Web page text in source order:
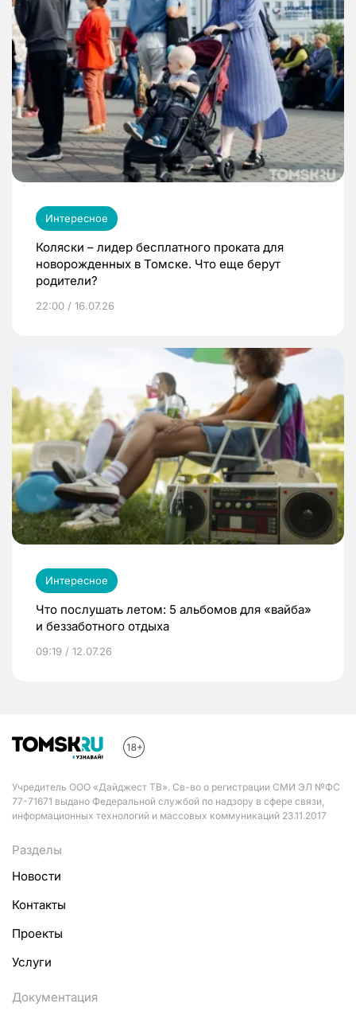
Интересное
Коляски – лидер бесплатного проката для
новорожденных в Томске. Что еще берут
родители?
22:00 / 16.07.26
Интересное
Что послушать летом: 5 альбомов для «вайба»
и беззаботного отдыха
09:19 / 12.07.26
Учредитель ООО «Дайджест ТВ». Св-во о регистрации СМИ ЭЛ №ФС
77-71671 выдано Федеральной службой по надзору в сфере связи,
информационных технологий и массовых коммуникаций 23.11.2017
Разделы
Новости
Контакты
Проекты
Услуги
Документация